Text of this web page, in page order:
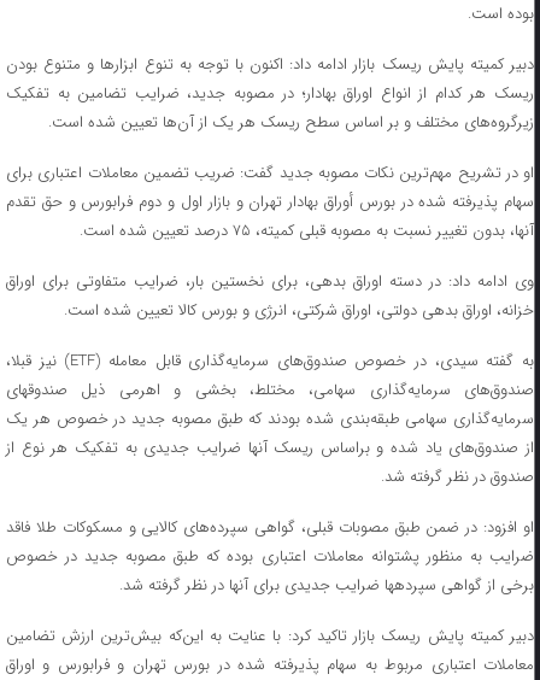
بوده است.
دبیر کمیته پایش ریسک بازار ادامه داد: اکنون با توجه به تنوع ابزارها و متنوع بودن
ریسک هر کدام از انواع اوراق بهادار؛ در مصوبه جدید، ضرایب تضامین به تفکیک
زیرگروه‌های مختلف و بر اساس سطح ریسک هر یک از آن‌ها تعیین شده است.
او در تشریح مهم‌ترین نکات مصوبه جدید گفت: ضریب تضمین معاملات اعتباری برای
سهام پذیرفته شده در بورس أوراق بهادار تهران و بازار اول و دوم فرابورس و حق تقدم
آنها، بدون تغییر نسبت به مصوبه قبلی کمیته، ۷۵ درصد تعیین شده است.
وی ادامه داد: در دسته اوراق بدهی، برای نخستین بار، ضرایب متفاوتی برای اوراق
خزانه، اوراق بدهی دولتی، اوراق شرکتی، انرژی و بورس کالا تعیین شده است.
به گفته سیدی، در خصوص صندوق‌های سرمایه‌گذاری قابل معامله (ETF) نیز قبلا،
صندوق‌های سرمایه‌گذاری سهامی، مختلط، بخشی و اهرمی ذیل صندوقهای
سرمایه‌گذاری سهامی طبقه‌بندی شده بودند که طبق مصوبه جدید در خصوص هر یک
از صندوق‌های یاد شده و براساس ریسک آنها ضرایب جدیدی به تفکیک هر نوع از
صندوق در نظر گرفته شد.
او افزود: در ضمن طبق مصوبات قبلی، گواهی سپرده‌های کالایی و مسکوکات طلا فاقد
ضرایب به منظور پشتوانه معاملات اعتباری بوده که طبق مصوبه جدید در خصوص
برخی از گواهی سپردهها ضرایب جدیدی برای آنها در نظر گرفته شد.
دبیر کمیته پایش ریسک بازار تاکید کرد: با عنایت به این‌که بیش‌ترین ارزش تضامین
معاملات اعتباری مربوط به سهام پذیرفته شده در بورس تهران و فرابورس و اوراق